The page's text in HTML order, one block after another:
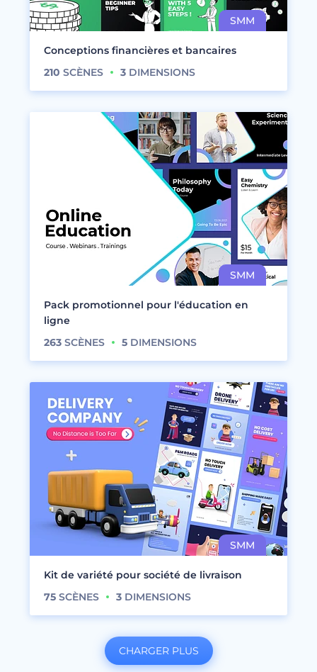
Conceptions financières et bancaires
210 SCÈNES 3 DIMENSIONS
Pack promotionnel pour l'éducation en
ligne
263 SCÈNES 5 DIMENSIONS
Kit de variété pour société de livraison
75 SCÈNES 3 DIMENSIONS
CHARGER PLUS